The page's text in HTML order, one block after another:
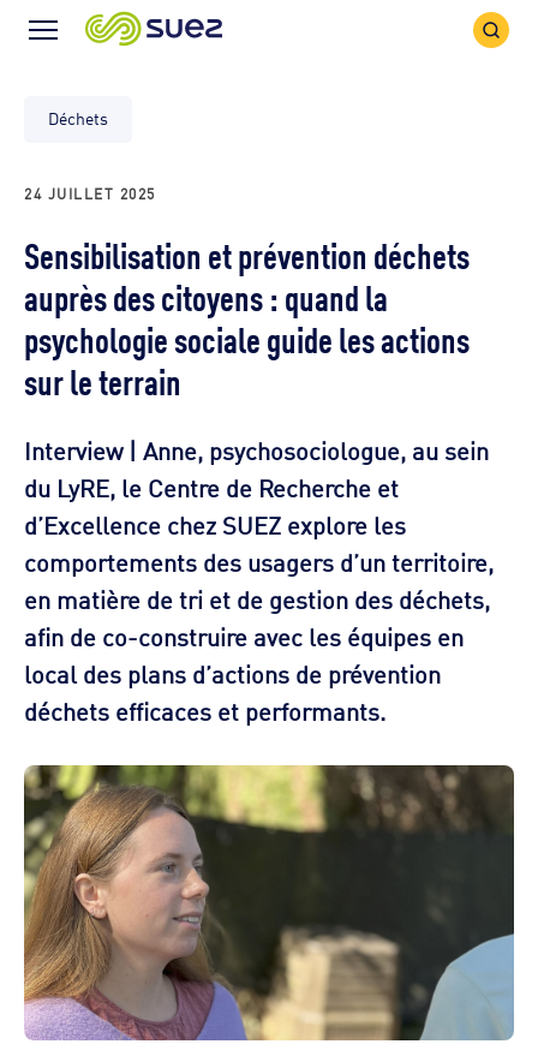
Icône
Icône
Déchets
24 JUILLET 2025
Sensibilisation et prévention déchets
auprès des citoyens : quand la
psychologie sociale guide les actions
sur le terrain
Interview | Anne, psychosociologue, au sein
du LyRE, le Centre de Recherche et
d’Excellence chez SUEZ explore les
comportements des usagers d’un territoire,
en matière de tri et de gestion des déchets,
afin de co-construire avec les équipes en
local des plans d’actions de prévention
déchets efficaces et performants.